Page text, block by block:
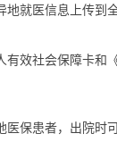
就医信息上传
效社会保障卡
医保患者，出院